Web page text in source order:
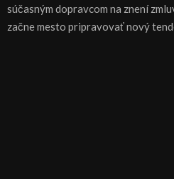
súčasným dopravcom na znení
začne mesto pripravovať nový